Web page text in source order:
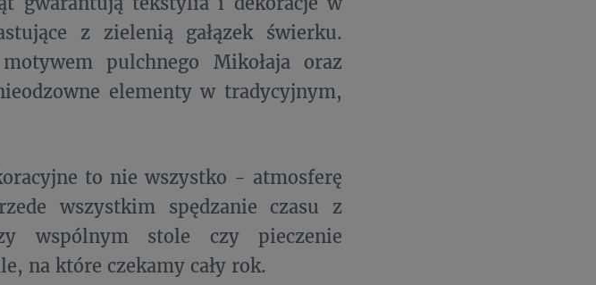
z zielenią gałązek świerku.
pulchnego Mikołaja oraz
elementy w tradycyjnym,
to nie wszystko - atmosferę
wszystkim spędzanie czasu z
wspólnym stole czy pieczenie
na które czekamy cały rok.